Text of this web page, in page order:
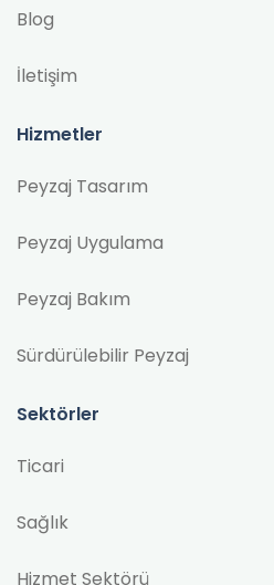
Blog
İletişim
Hizmetler
Peyzaj Tasarım
Peyzaj Uygulama
Peyzaj Bakım
Sürdürülebilir Peyzaj
Sektörler
Ticari
Sağlık
Hizmet Sektörü